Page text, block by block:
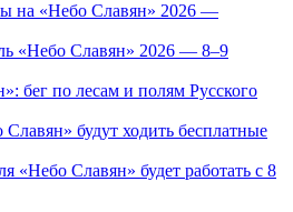
на «Небо Славян» 2026 —
«Небо Славян» 2026 — 8–9
бег по лесам и полям Русского
будут ходить бесплатные
«Небо Славян» будет работать с 8